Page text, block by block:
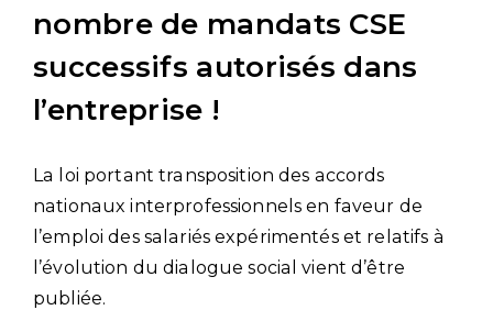
nombre de mandats CSE
successifs autorisés dans
l’entreprise !
La loi portant transposition des accords
nationaux interprofessionnels en faveur de
l’emploi des salariés expérimentés et relatifs à
l’évolution du dialogue social vient d’être
publiée.